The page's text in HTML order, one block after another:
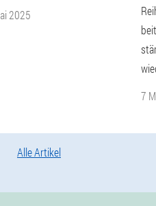
2025
7
Alle Artikel